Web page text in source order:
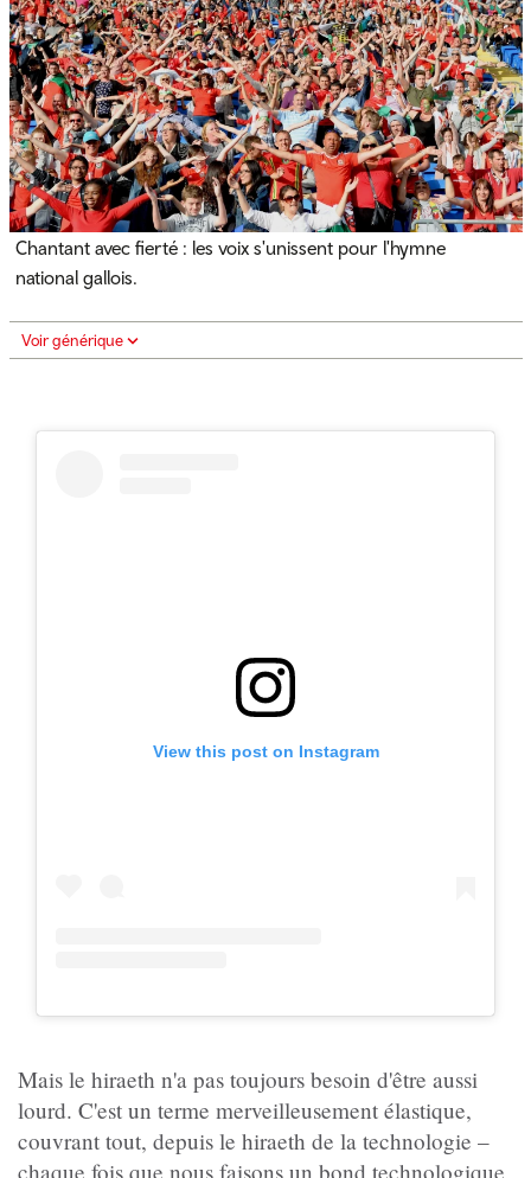
Chantant avec fierté : les voix s'unissent pour l'hymne
national gallois.
Voir générique
View this post on Instagram
Mais le hiraeth n'a pas toujours besoin d'être aussi
lourd. C'est un terme merveilleusement élastique,
couvrant tout, depuis le hiraeth de la technologie –
chaque fois que nous faisons un bond technologique,